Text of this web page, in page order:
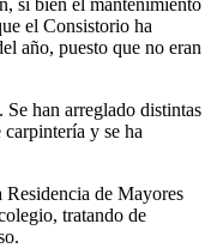
el Consistorio ha
año, puesto que no eran
han arreglado distintas
y se ha
Residencia de Mayores
tratando de